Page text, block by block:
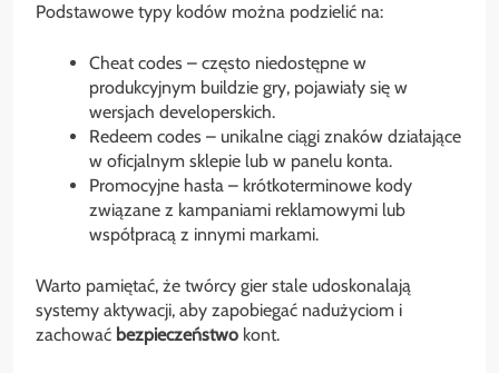
Podstawowe typy kodów można podzielić na:
Cheat codes – często niedostępne w
produkcyjnym buildzie gry, pojawiały się w
wersjach developerskich.
Redeem codes – unikalne ciągi znaków działające
w oficjalnym sklepie lub w panelu konta.
Promocyjne hasła – krótkoterminowe kody
związane z kampaniami reklamowymi lub
współpracą z innymi markami.
Warto pamiętać, że twórcy gier stale udoskonalają
systemy aktywacji, aby zapobiegać nadużyciom i
zachować bezpieczeństwo kont.